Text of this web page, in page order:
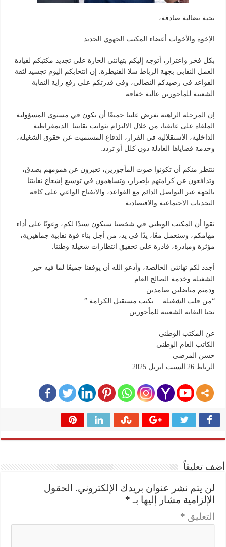
تحية نضالية صادقة،
الإخوة والأخوات أعضاء المكتب الجهوي الجديد
بكل فخر واعتزاز، أتوجه إليكم بتهانئي الحارة على تجديد مكتبكم لقيادة
العمل النقابي بجهة الرباط سلا القنيطرة. إن انتخابكم اليوم تجسيد لثقة
القواعد في رصيدكم النضالي، وفي قدرتكم على رفع راية النقابة
الشعبية للماجورين عالية خفاقة.
إن المرحلة الراهنة تفرض علينا جميعًا أن نكون في مستوى المسؤولية
الملقاة على عاتقنا، من خلال الالتزام بثوابت نقابتنا: الديمقراطية
الداخلية، الاستقلالية في القرار، الدفاع المستميت عن حقوق الشغيلة،
وخدمة قضاياها العادلة دون كلل أو تردد.
ننتظر منكم أن تكونوا صوت المأجورين، تعبرون عن همومهم بصدق،
وتدافعون عن كرامتهم بإصرار، وتساهمون في توسيع إشعاع نقابتنا
بالجهة عبر التواصل الدائم مع القواعد، والانفتاح الواعي على كافة
التحديات الاجتماعية والاقتصادية.
ثقوا أن المكتب الوطني في شخصنا سيكون سندًا لكم، وعونًا على أداء
مهامكم، وسنعمل معًا، يدًا في يد، من أجل بناء قوة نقابية جماهيرية،
مؤثرة ومبادرة، قادرة على تحقيق انتظارات شغيلة وطننا.
أجدد لكم تهانئي الخالصة، وأدعو الله أن يوفقنا جميعًا لما فيه خير
الشغيلة وخدمة الصالح العام.
ودمتم مناضلين صامدين.
“من قلب الشغيلة… نكتب مستقبل الكرامة.”
تحيا النقابة الشعبية للمأجورين
عن المكتب الوطني
الكاتب العام الوطني
حسن المرضي
الرباط 26 السبت ابريل 2025
أضف تعليقاً
لن يتم نشر عنوان بريدك الإلكتروني.
الحقول
الإلزامية مشار إليها بـ *
التعليق *